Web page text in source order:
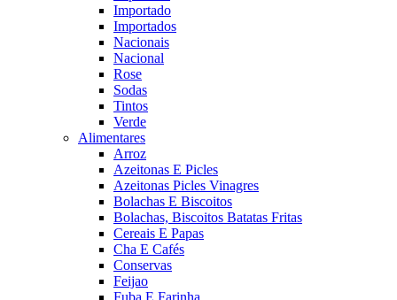
Importado
Importados
Nacionais
Nacional
Rose
Sodas
Tintos
Verde
Alimentares
Arroz
Azeitonas E Picles
Azeitonas Picles Vinagres
Bolachas E Biscoitos
Bolachas, Biscoitos Batatas Fritas
Cereais E Papas
Cha E Cafés
Conservas
Feijao
Fuba E Farinha